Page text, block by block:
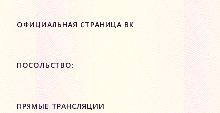
ОФИЦИАЛЬНАЯ СТРАНИЦА ВК
ПОСОЛЬСТВО:
ПРЯМЫЕ ТРАНСЛЯЦИИ